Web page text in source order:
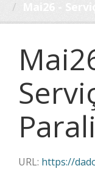
URL: https://dados.antt.gov.br/dataset/